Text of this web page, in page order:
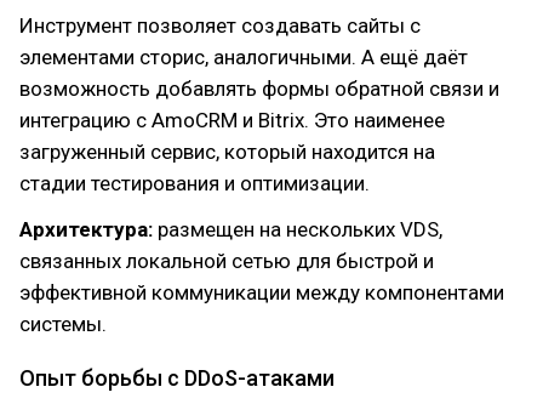
Инструмент позволяет создавать сайты с
элементами сторис, аналогичными. А ещё даёт
возможность добавлять формы обратной связи и
интеграцию с AmoCRM и Bitrix. Это наименее
загруженный сервис, который находится на
стадии тестирования и оптимизации.
Архитектура: размещен на нескольких VDS,
связанных локальной сетью для быстрой и
эффективной коммуникации между компонентами
системы.
Опыт борьбы с DDoS-атаками